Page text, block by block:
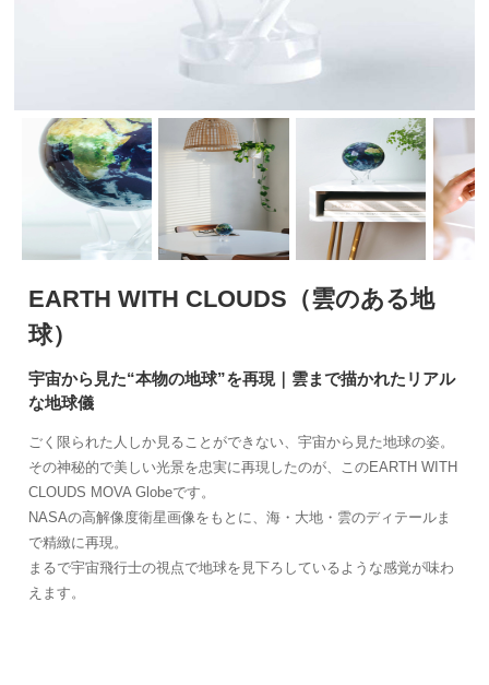
EARTH WITH CLOUDS（雲のある地
球）
宇宙から見た“本物の地球”を再現｜雲まで描かれたリアル
な地球儀
ごく限られた人しか見ることができない、宇宙から見た地球の姿。
その神秘的で美しい光景を忠実に再現したのが、このEARTH WITH
CLOUDS MOVA Globeです。
NASAの高解像度衛星画像をもとに、海・大地・雲のディテールま
で精緻に再現。
まるで宇宙飛行士の視点で地球を見下ろしているような感覚が味わ
えます。